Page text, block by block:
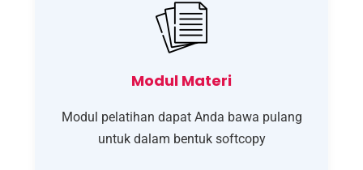
Modul Materi
Modul pelatihan dapat Anda bawa pulang
untuk dalam bentuk softcopy